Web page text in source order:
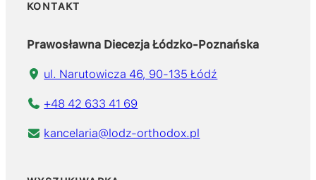
KONTAKT
Prawosławna Diecezja Łódzko-Poznańska
ul. Narutowicza 46, 90-135 Łódź
+48 42 633 41 69
kancelaria@lodz-orthodox.pl